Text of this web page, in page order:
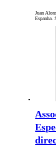
Juan
Espanha.